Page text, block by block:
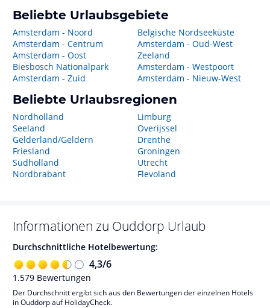
Beliebte Urlaubsgebiete
Amsterdam - Noord
Amsterdam - Centrum
Amsterdam - Oost
Biesbosch Nationalpark
Amsterdam - Zuid
Belgische Nordseeküste
Amsterdam - Oud-West
Zeeland
Amsterdam - Westpoort
Amsterdam - Nieuw-West
Beliebte Urlaubsregionen
Nordholland
Seeland
Gelderland/Geldern
Friesland
Südholland
Nordbrabant
Limburg
Overijssel
Drenthe
Groningen
Utrecht
Flevoland
Informationen zu Ouddorp Urlaub
Durchschnittliche Hotelbewertung:
4,3/6
1.579 Bewertungen
Der Durchschnitt ergibt sich aus den Bewertungen der einzelnen Hotels
in Ouddorp auf HolidayCheck.